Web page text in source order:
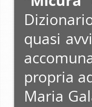
quasi
propria
Maria